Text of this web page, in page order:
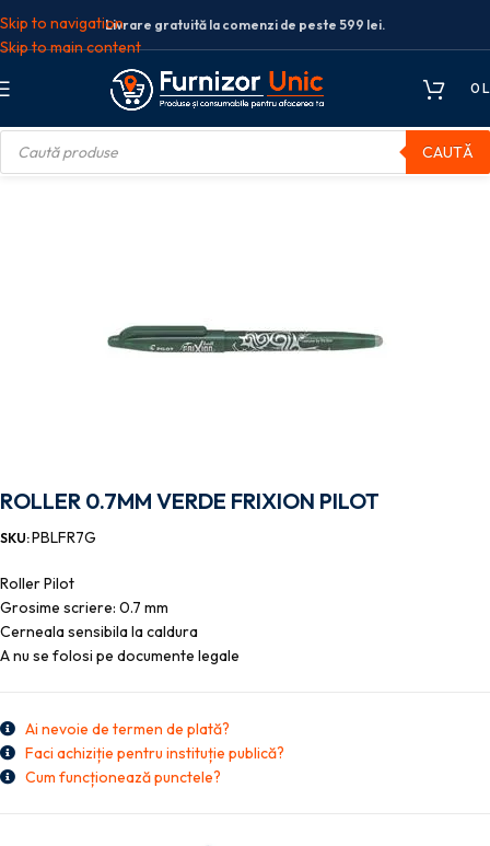
Skip to navigation
Skip to main content
Livrare gratuită la comenzi de peste 599 lei.
0
CAUTĂ
de scris
ROLLER 0.7MM VERDE FRIXION PILOT
SKU:PBLFR7G
Roller Pilot
Grosime scriere: 0.7 mm
Cerneala sensibila la caldura
A nu se folosi pe documente legale
Ai nevoie de termen de plată?
Faci achiziție pentru instituție publică?
Cum funcționează punctele?